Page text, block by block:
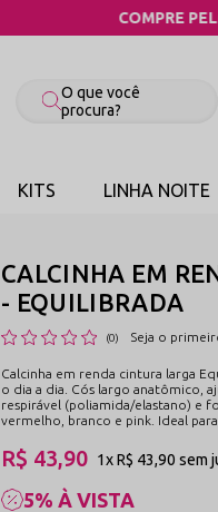
KITS LINHA NOITE
CALCINHA EM
- EQUILIBRADA
(0) Seja o
Calcinha em renda cintura larga
o dia a dia. Cós largo anatômico,
respirável (poliamida/elastano) e
vermelho, branco e pink. Ideal
5% À VISTA
R$ 43,90 1xR$ 43,90 sem